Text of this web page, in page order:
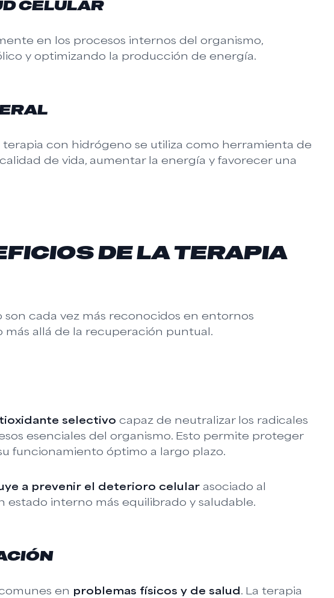
CELULAR
en los procesos internos del organismo,
y optimizando la producción de energía.
terapia con hidrógeno se utiliza como herramienta de
de vida, aumentar la energía y favorecer una
DE LA TERAPIA
cada vez más reconocidos en entornos
más allá de la recuperación puntual.
selectivo capaz de neutralizar los radicales
esenciales del organismo. Esto permite proteger
funcionamiento óptimo a largo plazo.
a prevenir el deterioro celular asociado al
interno más equilibrado y saludable.
en problemas físicos y de salud. La terapia